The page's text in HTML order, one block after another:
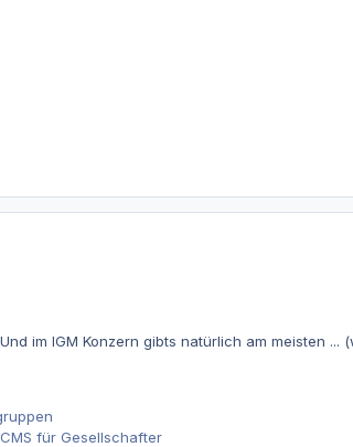
im IGM Konzern gibts natürlich am meisten ...
für Gesellschafter